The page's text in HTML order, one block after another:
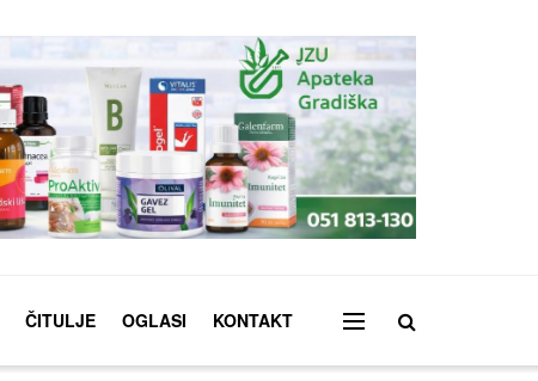
ČITULJE OGLASI KONTAKT